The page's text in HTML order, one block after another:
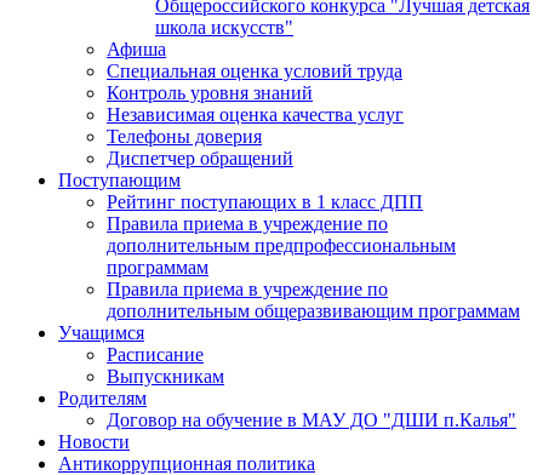
Общероссийского конкурса "Лучшая детская
школа искусств"
Афиша
Специальная оценка условий труда
Контроль уровня знаний
Независимая оценка качества услуг
Телефоны доверия
Диспетчер обращений
Поступающим
Рейтинг поступающих в 1 класс ДПП
Правила приема в учреждение по
дополнительным предпрофессиональным
программам
Правила приема в учреждение по
дополнительным общеразвивающим программам
Учащимся
Расписание
Выпускникам
Родителям
Договор на обучение в МАУ ДО "ДШИ п.Калья"
Новости
Антикоррупционная политика